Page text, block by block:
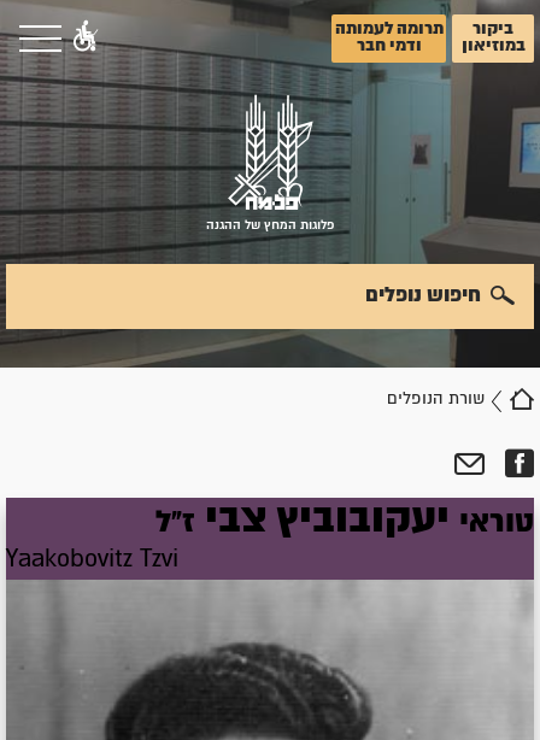
ביקור
במוזיאון
תרומה לעמותה
ודמי חבר
פלוגות המחץ של ההגנה
שורת הנופלים
חיפוש נופלים
טוראי יעקובוביץ צבי ז"ל
Yaakobovitz Tzvi